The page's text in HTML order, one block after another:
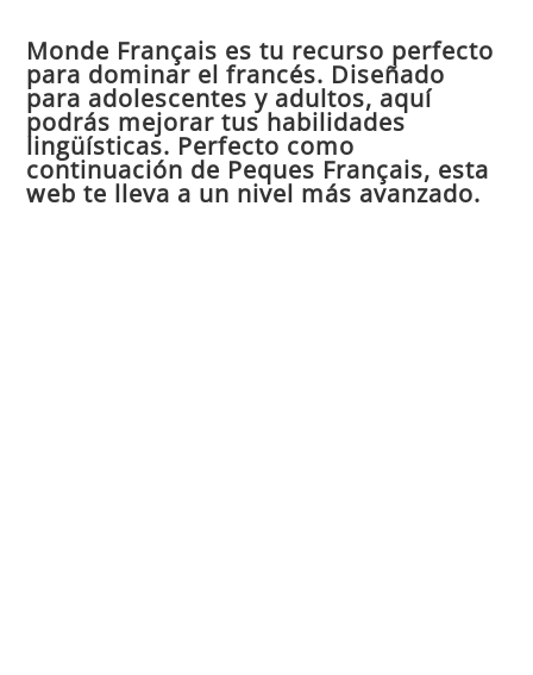
Monde Français es tu recurso perfecto
para dominar el francés. Diseñado
para adolescentes y adultos, aquí
podrás mejorar tus habilidades
lingüísticas. Perfecto como
continuación de Peques Français, esta
web te lleva a un nivel más avanzado.